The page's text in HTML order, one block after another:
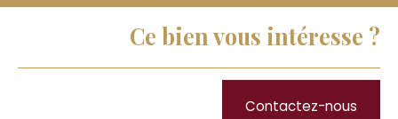
Ce bien vous intéresse ?
Contactez-nous